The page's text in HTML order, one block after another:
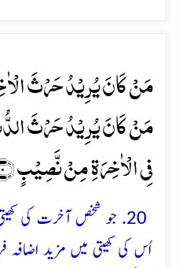
مَنۡ کَانَ یُرِیۡدُ حَرۡثَ
مَنۡ کَانَ یُرِیۡدُ حَرۡثَ
فِی الۡاٰخِرَۃِ مِنۡ نَّصِیۡبٍ ﴿۲۰﴾
20. جو شخص آخرت کی
اُس کی کھیتی میں مزید اضافہ